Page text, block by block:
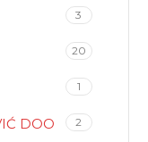
3
20
1
DOO 2